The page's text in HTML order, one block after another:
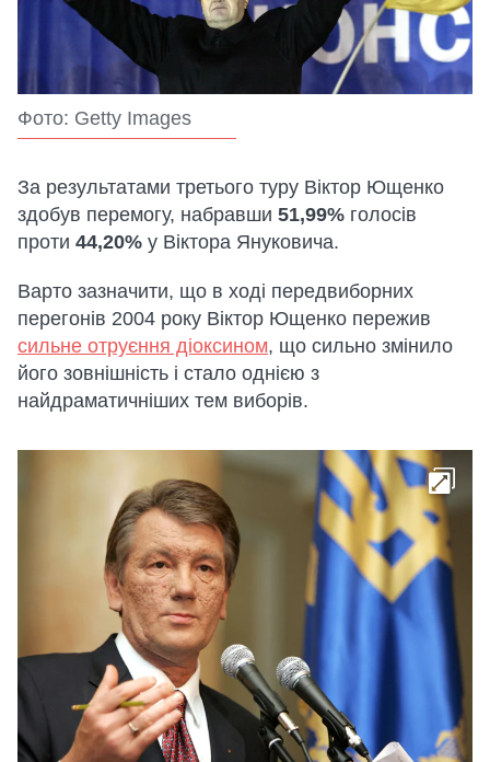
Фото: Getty Images
За результатами третього туру Віктор Ющенко
здобув перемогу, набравши 51,99% голосів
проти 44,20% у Віктора Януковича.
Варто зазначити, що в ході передвиборних
перегонів 2004 року Віктор Ющенко пережив
сильне отруєння діоксином, що сильно змінило
його зовнішність і стало однією з
найдраматичніших тем виборів.